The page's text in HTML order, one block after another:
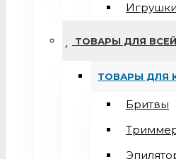
ТОВАРЫ ДЛЯ
ТОВАРЫ ДЛЯ
Бритвы